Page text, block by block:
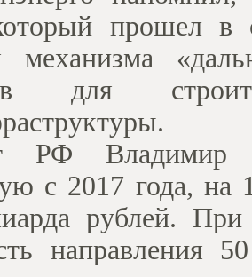
прошел в
механизма
для
РФ Владимир
с 2017 года, на
рублей.
направления